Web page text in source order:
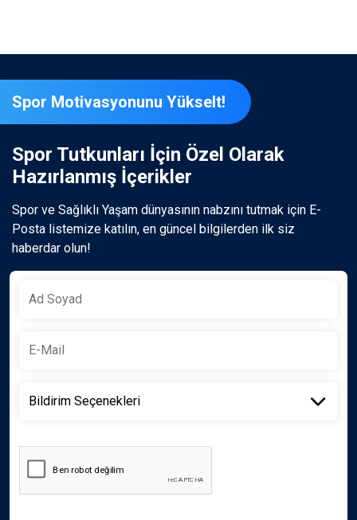
Spor Motivasyonunu Yükselt!
Spor Tutkunları İçin Özel Olarak
Hazırlanmış İçerikler
Spor ve Sağlıklı Yaşam dünyasının nabzını tutmak için E-
Posta listemize katılın, en güncel bilgilerden ilk siz
haberdar olun!